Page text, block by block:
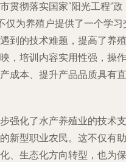
贯彻落实国家“阳光工程”政
仅为养殖户提供了一个学习
到的技术难题，提高了养殖
，培训内容实用性强，操作
成本、提升产品品质具有直
强化了水产养殖业的技术支
新型职业农民。这不仅有助
、生态化方向转型，也为保